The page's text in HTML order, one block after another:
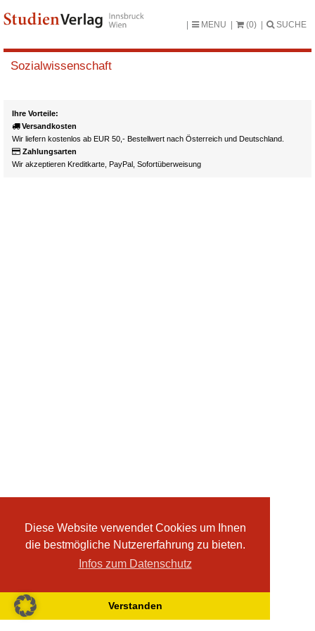
Diese Website verwendet Cookies um Ihnen
die bestmögliche Nutzererfahrung zu bieten.
Infos zum Datenschutz
Verstanden
MENU (0) SUCHE
Sozialwissenschaft
Ihre Vorteile:
Versandkosten
Wir liefern kostenlos ab EUR 50,- Bestellwert nach Österreich und Deutschland.
Zahlungsarten
Wir akzeptieren Kreditkarte, PayPal, Sofortüberweisung